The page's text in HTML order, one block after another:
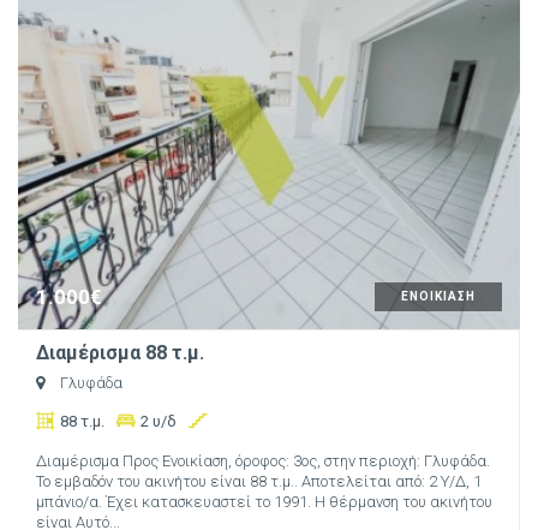
ΕΝΟΙΚΙΑΣΗ
1.000€
Διαμέρισμα 88 τ.μ.
Γλυφάδα
88 τ.μ. 2 υ/δ
Διαμέρισμα Προς Ενοικίαση, όροφος: 3ος, στην περιοχή: Γλυφάδα.
Το εμβαδόν του ακινήτου είναι 88 τ.μ.. Αποτελείται από: 2 Υ/Δ, 1
μπάνιο/α. Έχει κατασκευαστεί το 1991. Η θέρμανση του ακινήτου
είναι Αυτό...